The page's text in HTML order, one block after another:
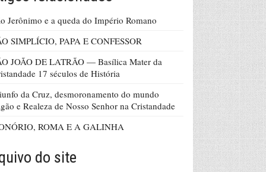
Jerônimo e a queda do Império Romano
SIMPLÍCIO, PAPA E CONFESSOR
JOÃO DE LATRÃO — Basílica Mater da
17 séculos de História
da Cruz, desmoronamento do mundo
e Realeza de Nosso Senhor na Cristandade
ROMA E A GALINHA
do site